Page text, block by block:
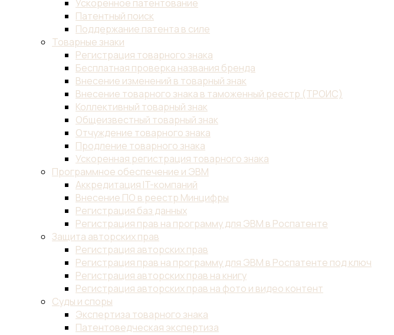
Ускоренное патентование
Патентный поиск
Поддержание патента в силе
Товарные знаки
Регистрация товарного знака
Бесплатная проверка названия бренда
Внесение изменений в товарный знак
Внесение товарного знака в таможенный реестр (ТРОИС)
Коллективный товарный знак
Общеизвестный товарный знак
Отчуждение товарного знака
Продление товарного знака
Ускоренная регистрация товарного знака
Программное обеспечение и ЭВМ
Аккредитация IT-компаний
Внесение ПО в реестр Минцифры
Регистрация баз данных
Регистрация прав на программу для ЭВМ в Роспатенте
Защита авторских прав
Регистрация авторских прав
Регистрация прав на программу для ЭВМ в Роспатенте под ключ
Регистрация авторских прав на книгу
Регистрация авторских прав на фото и видео контент
Суды и споры
Экспертиза товарного знака
Патентоведческая экспертиза